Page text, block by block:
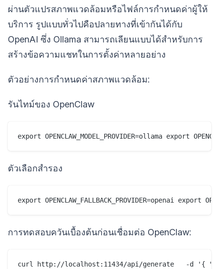
ผ่านตัวแปรสภาพแวดล้อมหรือไฟล์การกำหนดค่าผู้ให้
บริการ รูปแบบทั่วไปคือปลายทางที่เข้ากันได้กับ
OpenAI ซึ่ง Ollama สามารถเลียนแบบได้สำหรับการ
สร้างข้อความแชทในการตั้งค่าหลายอย่าง
ตัวอย่างการกำหนดค่าสภาพแวดล้อม:
รันไทม์ของ OpenClaw
ตัวเลือกสำรอง
export OPENCLAW_FALLBACK_PROVIDER=openai export
การทดสอบควันเบื้องต้นก่อนเชื่อมต่อ OpenClaw:
curl http://localhost:11434/api/generate   -d '{